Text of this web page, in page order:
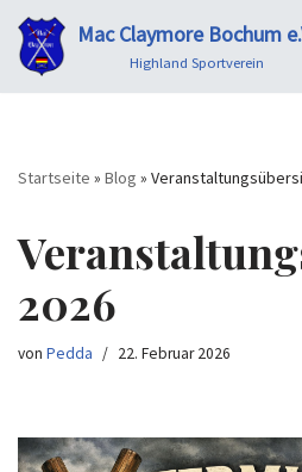
Zum
Inhalt
Mac Claymore Bochum
Highland Sportverein
Startseite » Blog »
2026
von Pedda 22. Februar 2026